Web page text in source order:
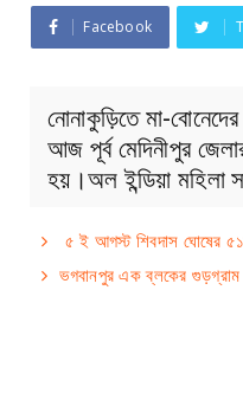
Facebook
নোনাকুড়িতে মা-
আজ পূর্ব মেদিনীপুর
হয়।অল ইন্ডিয়া মহিলা
৫ ই আগস্ট শিবদাস ঘোষের
ভগবানপুর এক ব্লকের গুড়গ্রাম